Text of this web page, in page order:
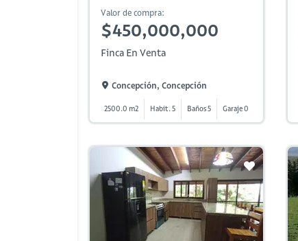
Valor de compra:
$450,000,000
Finca En Venta
Concepción, Concepción
2500.0 m2 Habit. 5 Baños 5 Garaje 0